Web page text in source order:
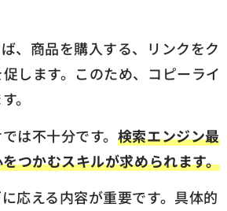
、商品を購入する、リンクをク
します。このため、コピーライ
。
は不十分です。 検索エンジン最
つかむスキルが求められます。
応える内容が重要です。具体的